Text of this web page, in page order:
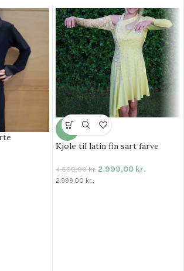
-33%
Kjole til latin fin sart farve
4.500,00kr. 2.999,00 kr.
2.999,00 kr.;